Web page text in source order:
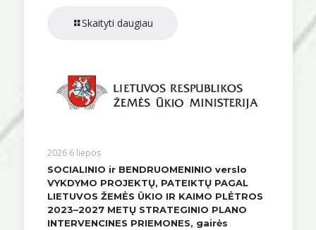
Skaityti daugiau
2026 6 liepos
SOCIALINIO ir BENDRUOMENINIO verslo
VYKDYMO PROJEKTŲ, PATEIKTŲ PAGAL
LIETUVOS ŽEMĖS ŪKIO IR KAIMO PLĖTROS
2023–2027 METŲ STRATEGINIO PLANO
INTERVENCINES PRIEMONES, gairės